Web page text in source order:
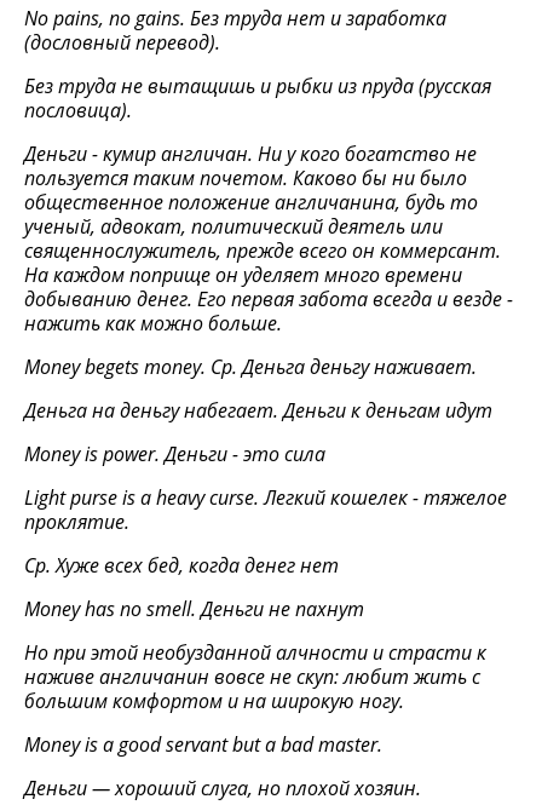
No pains, no gains. Без труда нет и заработка
(дословный перевод).
Без труда не вытащишь и рыбки из пруда (русская
пословица).
Деньги - кумир англичан. Ни у кого богатство не
пользуется таким почетом. Каково бы ни было
общественное положение англичанина, будь то
ученый, адвокат, политический деятель или
священнослужитель, прежде всего он коммерсант.
На каждом поприще он уделяет много времени
добыванию денег. Его первая забота всегда и везде -
нажить как можно больше.
Money begets money. Ср. Деньга деньгу наживает.
Деньга на деньгу набегает. Деньги к деньгам идут
Money is power.Деньги-этосила
Light purse is a heavy curse.Легкий кошелек - тяжелое
проклятие.
Ср. Хуже всех бед, когда денег нет
Money has no smell.Деньгинепахнут
Но при этой необузданной алчности и страсти к
наживе англичанин вовсе не скуп: любит жить с
большим комфортом и на широкую ногу.
Money is a good servant but a bad master.
Деньги — хороший слуга, но плохой хозяин.